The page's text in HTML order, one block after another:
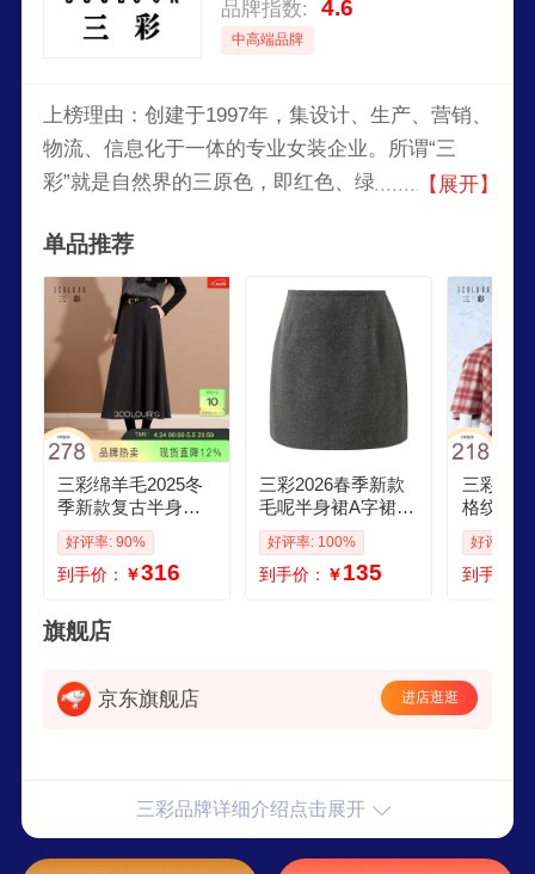
品牌指数: 4.6
中高端品牌
上榜理由：创建于1997年，集设计、生产、营销、
物流、信息化于一体的专业女装企业。所谓“三
彩”就是自然界的三原色，即红色、绿色和蓝色，
在本质的初心。该品牌的目标受众是25到35之间拥
有一定收入的独立女性，知性是她们具有的最明显
的气质，同时她们也是对穿着有一定要求和需求的
群体，她们有消费欲望也有消费能力。
【展开】
单品推荐
三彩绵羊毛2025冬
季新款复古半身裙
毛呢伞裙A字裙宽松
长裙S
好评率: 90%
到手价： ￥316
三彩2026春季新款
毛呢半身裙A字裙短
裙格雷系女
好评率: 100%
到手价： ￥135
三彩
格纹毛
紧高腰A
围感F
好评率:
到手价：
旗舰店
京东旗舰店 进店逛逛
三彩品牌详细介绍点击展开